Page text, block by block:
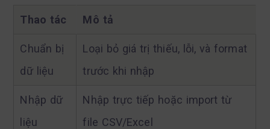
Thao tác Mô tả
Chuẩn bị
dữ liệu
Loại bỏ giá trị thiếu, lỗi, và format
trước khi nhập
Nhập dữ
liệu
Nhập trực tiếp hoặc import từ
file CSV/Excel